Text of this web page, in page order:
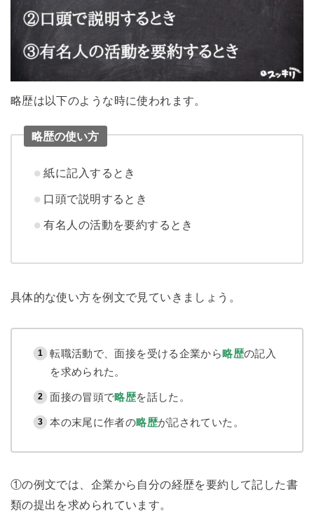
略歴は以下のような時に使われます。
略歴の使い方
紙に記入するとき
口頭で説明するとき
有名人の活動を要約するとき
具体的な使い方を例文で見ていきましょう。
転職活動で、面接を受ける企業から略歴の記入
を求められた。
面接の冒頭で略歴を話した。
本の末尾に作者の略歴が記されていた。
①の例文では、企業から自分の経歴を要約して記した書
類の提出を求められています。